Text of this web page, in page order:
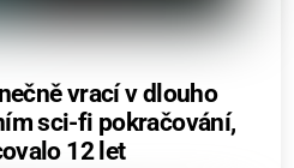
vrací v dlouho
sci-fi pokračování,
12 let